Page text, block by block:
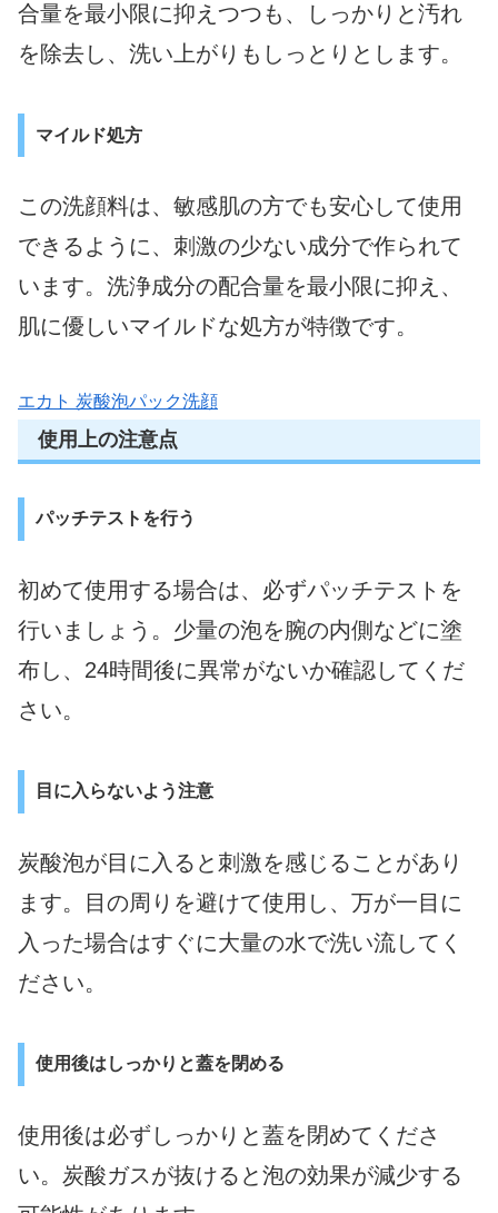
合量を最小限に抑えつつも、しっかりと汚れ
を除去し、洗い上がりもしっとりとします。
マイルド処方
この洗顔料は、敏感肌の方でも安心して使用
できるように、刺激の少ない成分で作られて
います。洗浄成分の配合量を最小限に抑え、
肌に優しいマイルドな処方が特徴です。
エカト 炭酸泡パック洗顔
使用上の注意点
パッチテストを行う
初めて使用する場合は、必ずパッチテストを
行いましょう。少量の泡を腕の内側などに塗
布し、24時間後に異常がないか確認してくだ
さい。
目に入らないよう注意
炭酸泡が目に入ると刺激を感じることがあり
ます。目の周りを避けて使用し、万が一目に
入った場合はすぐに大量の水で洗い流してく
ださい。
使用後はしっかりと蓋を閉める
使用後は必ずしっかりと蓋を閉めてくださ
い。炭酸ガスが抜けると泡の効果が減少する